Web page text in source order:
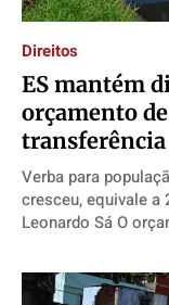
Cidades
Economia
Cultura
Colunas
Caetano Roque
Gustavo Bastos
Wanda Sily
Cidades
Economia
Cultura
Colunas
Caetano Roque
Gustavo Bastos
Wanda Sily
Cidades
Economia
Cultura
Colunas
Caetano Roque
Gustavo Bastos
Wanda Sily
Cidades
Economia
Cultura
Colunas
Caetano Roque
Gustavo Bastos
Wanda Sily
Direitos
ES mantém
orçamento
transferência
Verba para
cresceu, equivale a